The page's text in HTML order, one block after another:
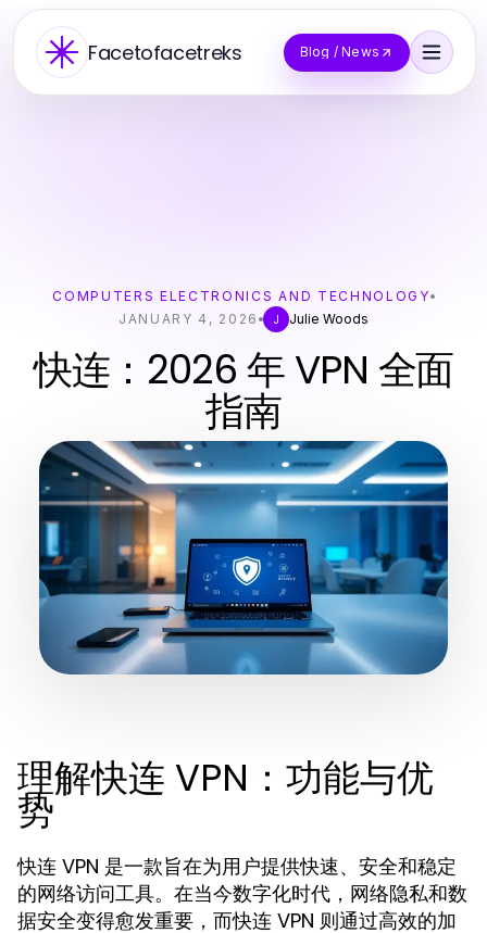
Facetofacetreks Blog / News
COMPUTERS ELECTRONICS AND TECHNOLOGY
JANUARY 4, 2026
J Julie Woods
快连：2026 年 VPN 全面
指南
理解快连 VPN：功能与优
势
快连 VPN 是一款旨在为用户提供快速、安全和稳定
的网络访问工具。在当今数字化时代，网络隐私和数
据安全变得愈发重要，而快连 VPN 则通过高效的加